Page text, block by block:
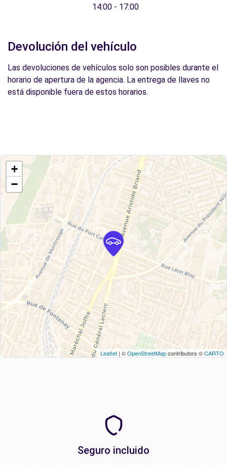
14:00 - 17:00
Devolución del vehículo
Las devoluciones de vehículos solo son posibles durante el
horario de apertura de la agencia. La entrega de llaves no
está disponible fuera de estos horarios.
+
−
Leaflet | ©OpenStreetMapcontributors ©CARTO
Seguro incluido